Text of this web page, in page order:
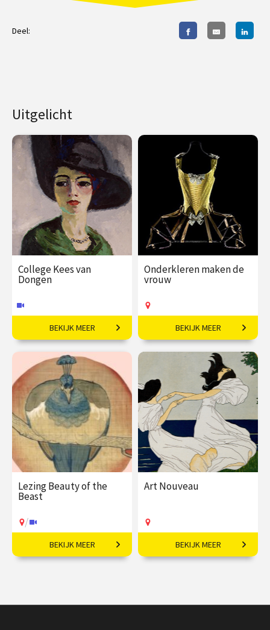
Deel:
Uitgelicht
College Kees van
Dongen
Bohémien tussen kunst
en high society.
€ 35,00
vanaf 07
okt
Online
BEKIJK MEER
Onderkleren maken de
vrouw
Modehistorica Birthe
Weijkamp over lingerie
en shapewear door de
€ 17,50
Op locatie
BEKIJK MEER
Lezing Beauty of the
Beast
/
Die­ren in de art nou­veau.
BEKIJK MEER
Art Nouveau
Vloeiende vernieuwing in
Europa
BEKIJK MEER